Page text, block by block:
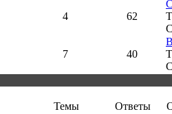
4 62
7 40
Темы Ответы